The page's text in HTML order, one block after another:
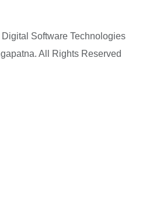
Software Technologies
All Rights Reserved